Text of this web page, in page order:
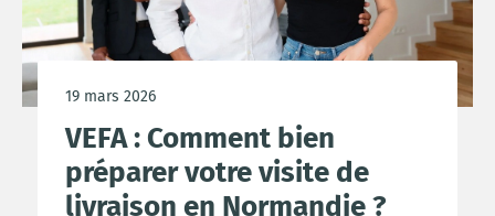
19 mars 2026
VEFA : Comment bien
préparer votre visite de
livraison en Normandie ?